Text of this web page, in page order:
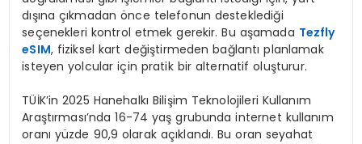
dışına çıkmadan önce telefonun desteklediği
seçenekleri kontrol etmek gerekir. Bu aşamada Tezfly
eSIM, fiziksel kart değiştirmeden bağlantı planlamak
isteyen yolcular için pratik bir alternatif oluşturur.
TÜİK’in 2025 Hanehalkı Bilişim Teknolojileri Kullanım
Araştırması’nda 16-74 yaş grubunda internet kullanım
oranı yüzde 90,9 olarak açıklandı. Bu oran seyahat